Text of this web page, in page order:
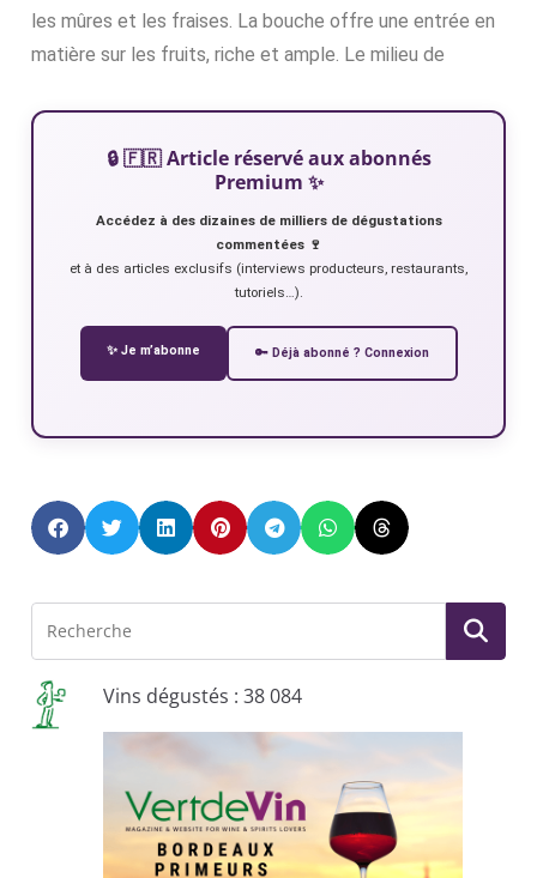
les mûres et les fraises. La bouche offre une entrée en
matière sur les fruits, riche et ample. Le milieu de
🔒 🇫🇷 Article réservé aux abonnés
Premium ✨
Accédez à des dizaines de milliers de dégustations
commentées 🍷
et à des articles exclusifs (interviews producteurs, restaurants,
tutoriels…).
✨ Je m’abonne 🔑 Déjà abonné ? Connexion
Vins dégustés : 38 084